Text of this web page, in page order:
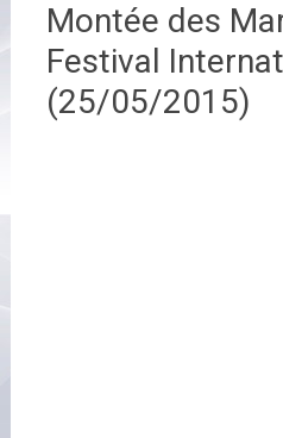
Montée des
Festival
(25/05/2015)